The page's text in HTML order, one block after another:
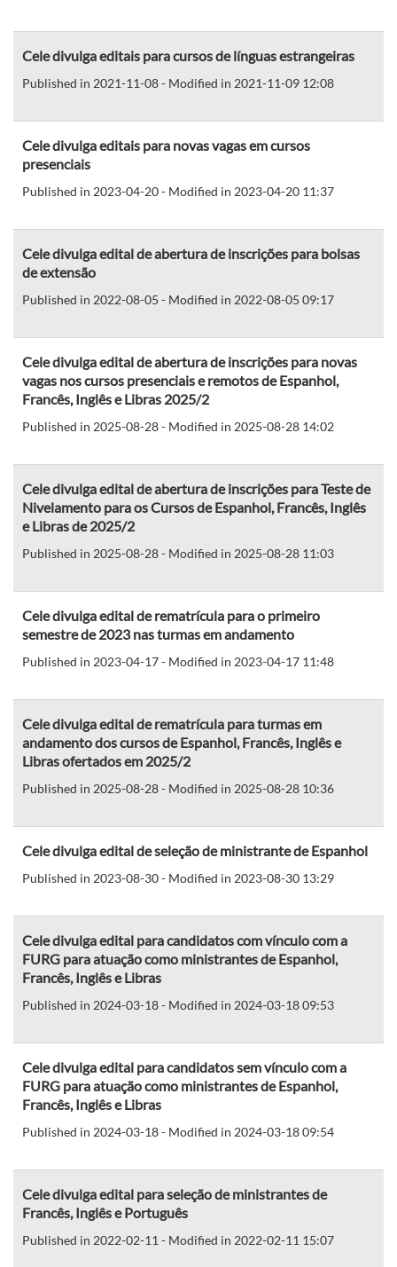
Cele divulga editais para cursos de línguas estrangeiras
Published in 2021-11-08 - Modified in 2021-11-09 12:08
Cele divulga editais para novas vagas em cursos
presenciais
Published in 2023-04-20 - Modified in 2023-04-20 11:37
Cele divulga edital de abertura de inscrições para bolsas
de extensão
Published in 2022-08-05 - Modified in 2022-08-05 09:17
Cele divulga edital de abertura de inscrições para novas
vagas nos cursos presenciais e remotos de Espanhol,
Francês, Inglês e Libras 2025/2
Published in 2025-08-28 - Modified in 2025-08-28 14:02
Cele divulga edital de abertura de inscrições para Teste de
Nivelamento para os Cursos de Espanhol, Francês, Inglês
e Libras de 2025/2
Published in 2025-08-28 - Modified in 2025-08-28 11:03
Cele divulga edital de rematrícula para o primeiro
semestre de 2023 nas turmas em andamento
Published in 2023-04-17 - Modified in 2023-04-17 11:48
Cele divulga edital de rematrícula para turmas em
andamento dos cursos de Espanhol, Francês, Inglês e
Libras ofertados em 2025/2
Published in 2025-08-28 - Modified in 2025-08-28 10:36
Cele divulga edital de seleção de ministrante de Espanhol
Published in 2023-08-30 - Modified in 2023-08-30 13:29
Cele divulga edital para candidatos com vínculo com a
FURG para atuação como ministrantes de Espanhol,
Francês, Inglês e Libras
Published in 2024-03-18 - Modified in 2024-03-18 09:53
Cele divulga edital para candidatos sem vínculo com a
FURG para atuação como ministrantes de Espanhol,
Francês, Inglês e Libras
Published in 2024-03-18 - Modified in 2024-03-18 09:54
Cele divulga edital para seleção de ministrantes de
Francês, Inglês e Português
Published in 2022-02-11 - Modified in 2022-02-11 15:07